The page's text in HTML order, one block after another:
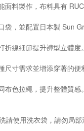
面料製作，布料具有
袋，並配置日本製 Sun
線細節提升褲型立體度。
寸需求並增添穿著的便
色拉繩，提升整體質感。
請使用洗衣袋，請勿局